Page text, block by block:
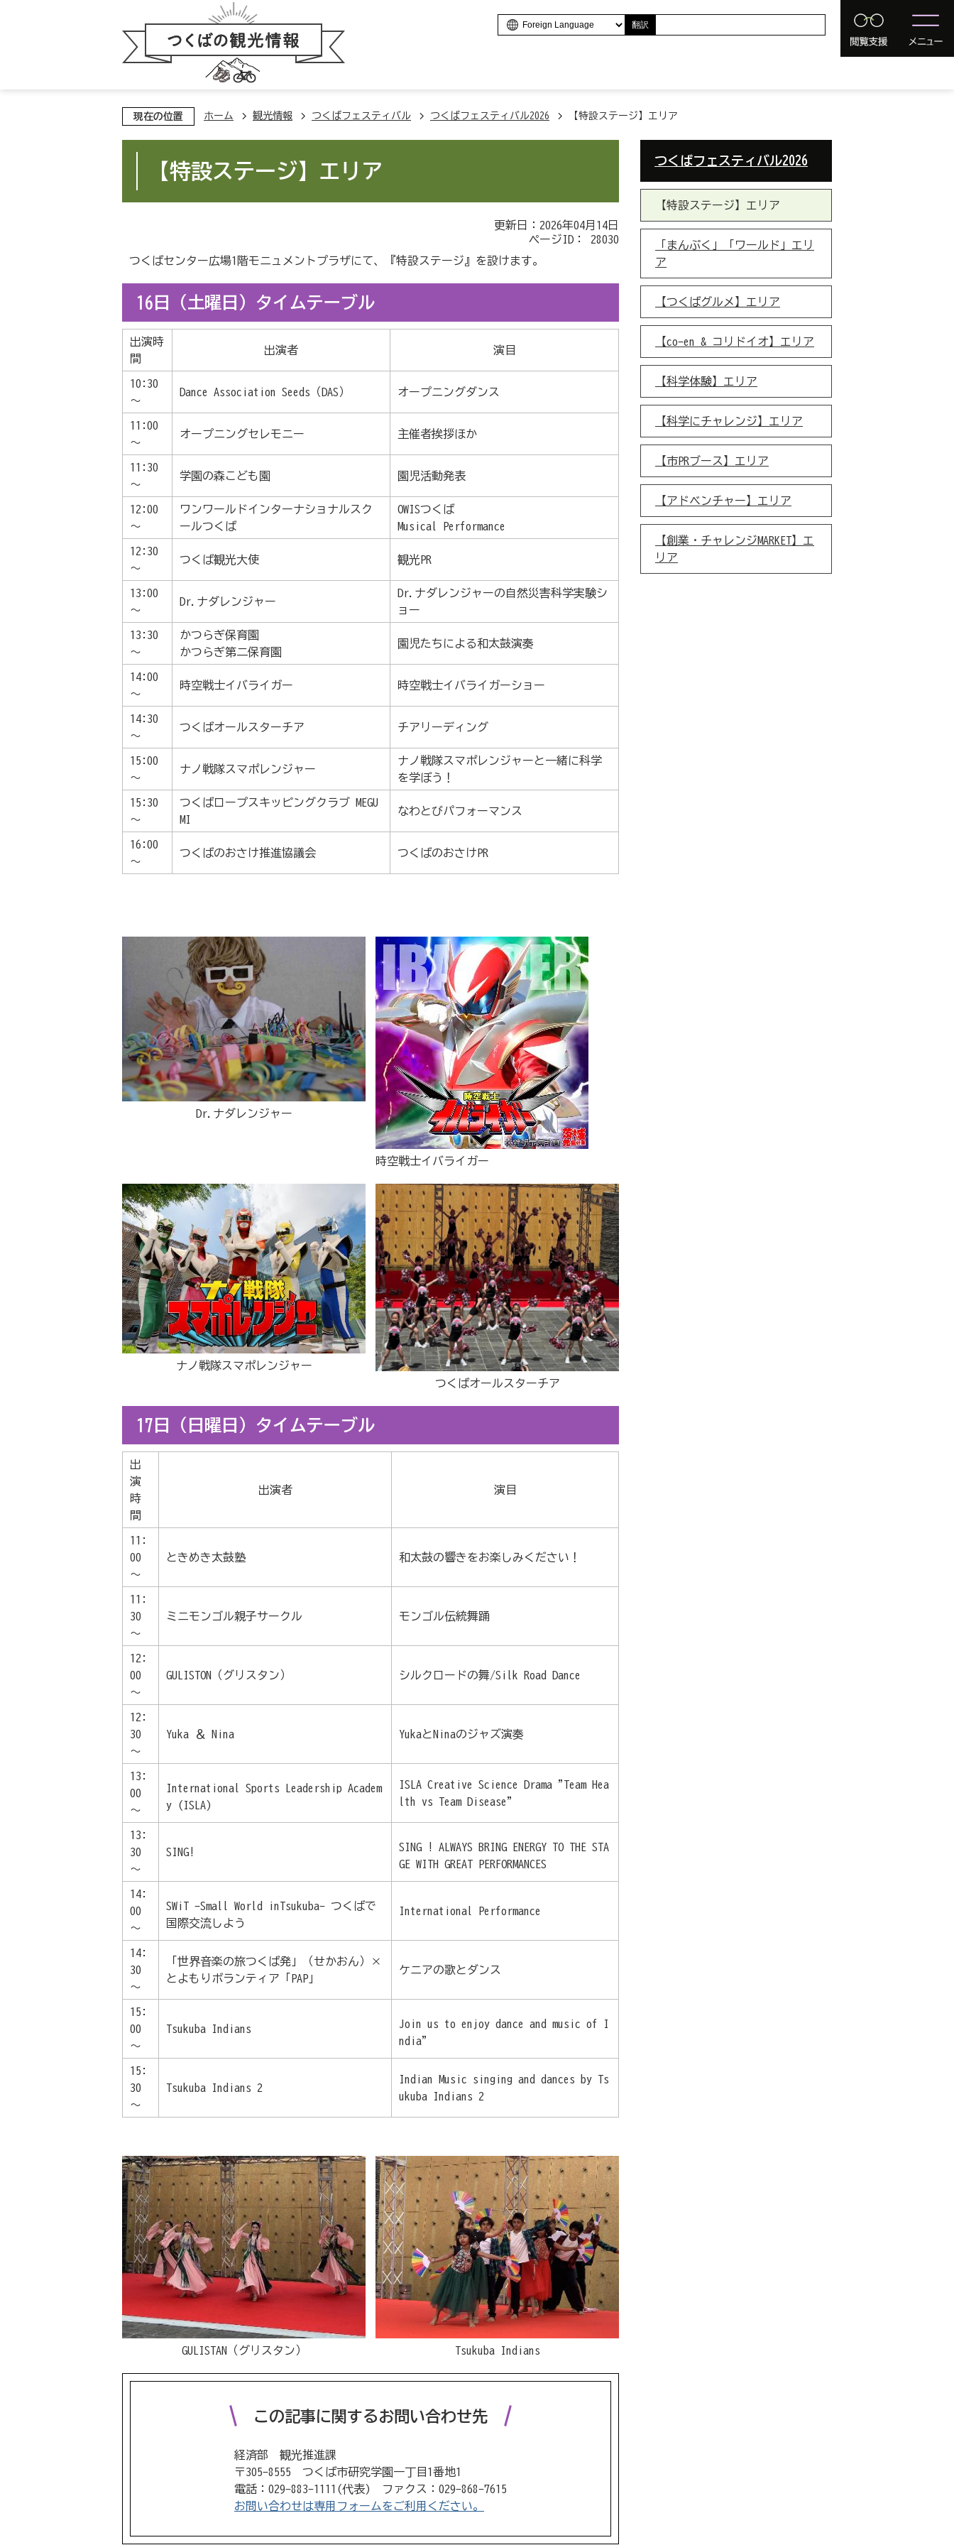
翻訳
現在の位置 ホーム 観光情報 つくばフェスティバル つくばフェスティバル2026 【特設ステージ】エリア
【特設ステージ】エリア
更新日：2026年04月14日
ページID：
28030
つくばセンター広場1階モニュメントプラザにて、『特設ステージ』を設けます。
16日（土曜日）タイムテーブル
出演時
間
出演者 演目
10:30
～
Dance Association Seeds（DAS） オープニングダンス
11:00
～
オープニングセレモニー 主催者挨拶ほか
11:30
～
学園の森こども園 園児活動発表
12:00
～
ワンワールドインターナショナルスク
ールつくば
OWISつくば
Musical Performance
12:30
～
つくば観光大使 観光PR
13:00
～
Dr.ナダレンジャー
Dr.ナダレンジャーの自然災害科学実験シ
ョー
13:30
～
かつらぎ保育園
かつらぎ第二保育園
園児たちによる和太鼓演奏
14:00
～
時空戦士イバライガー 時空戦士イバライガーショー
14:30
～
つくばオールスターチア チアリーディング
15:00
～
ナノ戦隊スマポレンジャー
ナノ戦隊スマポレンジャーと一緒に科学
を学ぼう！
15:30
～
つくばロープスキッピングクラブ MEGU
MI
なわとびパフォーマンス
16:00
～
つくばのおさけ推進協議会 つくばのおさけPR
Dr.ナダレンジャー
時空戦士イバライガー
ナノ戦隊スマポレンジャー
つくばオールスターチア
17日（日曜日）タイムテーブル
出
演
時
間
出演者 演目
11:
00
～
ときめき太鼓塾 和太鼓の響きをお楽しみください！
11:
30
～
ミニモンゴル親子サークル モンゴル伝統舞踊
12:
00
～
GULISTON（グリスタン） シルクロードの舞/Silk Road Dance
12:
30
～
Yuka ＆ Nina YukaとNinaのジャズ演奏
13:
00
～
International Sports Leadership Academ
y (ISLA)
ISLA Creative Science Drama "Team Hea
lth vs Team Disease"
13:
30
～
SING!
SING ! ALWAYS BRING ENERGY TO THE STA
GE WITH GREAT PERFORMANCES
14:
00
～
SWiT -Small World inTsukuba- つくばで
国際交流しよう
International Performance
14:
30
～
「世界音楽の旅つくば発」（せかおん）×
とよもりボランティア「PAP」
ケニアの歌とダンス
15:
00
～
Tsukuba Indians
Join us to enjoy dance and music of I
ndia"
15:
30
～
Tsukuba Indians 2
Indian Music singing and dances by Ts
ukuba Indians 2
GULISTAN（グリスタン） Tsukuba Indians
この記事に関するお問い合わせ先
経済部 観光推進課
〒305-8555 つくば市研究学園一丁目1番地1
電話：029-883-1111(代表) ファクス：029-868-7615
お問い合わせは専用フォームをご利用ください。
つくばフェスティバル2026
【特設ステージ】エリア
「まんぷく」「ワールド」エリ
ア
【つくばグルメ】エリア
【co-en & コリドイオ】エリア
【科学体験】エリア
【科学にチャレンジ】エリア
【市PRブース】エリア
【アドベンチャー】エリア
【創業・チャレンジMARKET】エ
リア